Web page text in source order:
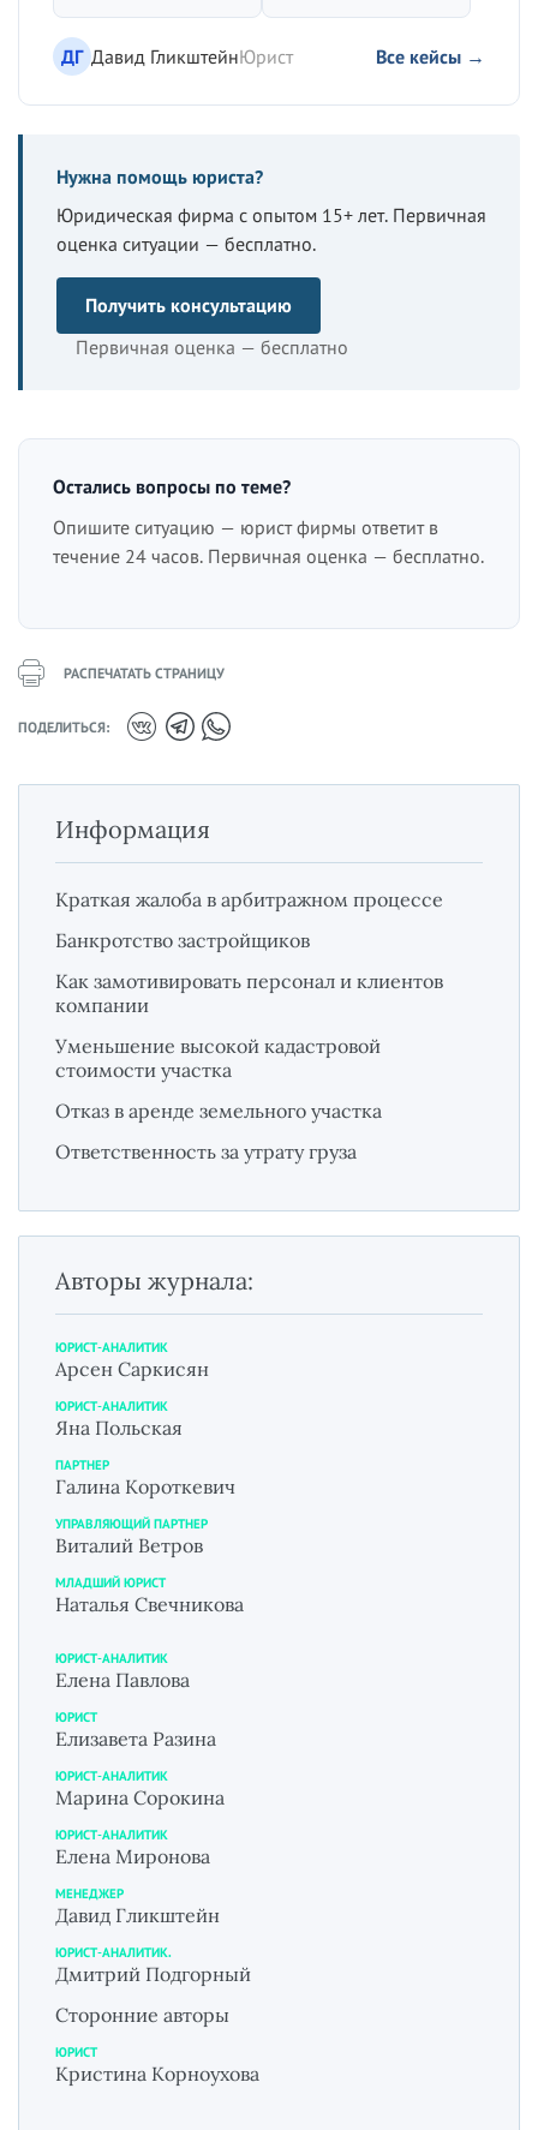
ДГ Давид ГликштейнЮрист Все кейсы →
Нужна помощь юриста?
Юридическая фирма с опытом 15+ лет. Первичная
оценка ситуации — бесплатно.
Получить консультацию
Первичная оценка — бесплатно
Остались вопросы по теме?
Опишите ситуацию — юрист фирмы ответит в
течение 24 часов. Первичная оценка — бесплатно.
РАСПЕЧАТАТЬ СТРАНИЦУ
ПОДЕЛИТЬСЯ:
Информация
Краткая жалоба в арбитражном процессе
Банкротство застройщиков
Как замотивировать персонал и клиентов
компании
Уменьшение высокой кадастровой
стоимости участка
Отказ в аренде земельного участка
Ответственность за утрату груза
Авторы журнала:
ЮРИСТ-АНАЛИТИК
Арсен Саркисян
ЮРИСТ-АНАЛИТИК
Яна Польская
ПАРТНЕР
Галина Короткевич
УПРАВЛЯЮЩИЙ ПАРТНЕР
Виталий Ветров
МЛАДШИЙ ЮРИСТ
Наталья Свечникова
ЮРИСТ-АНАЛИТИК
Елена Павлова
ЮРИСТ
Елизавета Разина
ЮРИСТ-АНАЛИТИК
Марина Сорокина
ЮРИСТ-АНАЛИТИК
Елена Миронова
МЕНЕДЖЕР
Давид Гликштейн
ЮРИСТ-АНАЛИТИК.
Дмитрий Подгорный
Сторонние авторы
ЮРИСТ
Кристина Корноухова